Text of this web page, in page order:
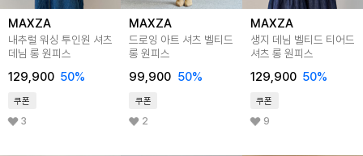
MAXZA
내추럴 워싱 투인원 셔츠
데님 롱 원피스
129,900 50%
쿠폰
3
MAXZA
드로잉 아트 셔츠 벨티드
롱 원피스
99,900 50%
쿠폰
2
MAXZA
생지 데님 벨티드 티어드
셔츠 롱 원피스
129,900 50%
쿠폰
9